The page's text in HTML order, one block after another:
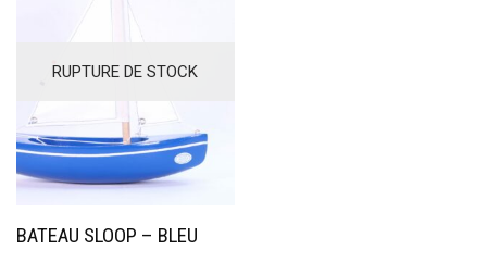
RUPTURE DE STOCK
BATEAU SLOOP – BLEU